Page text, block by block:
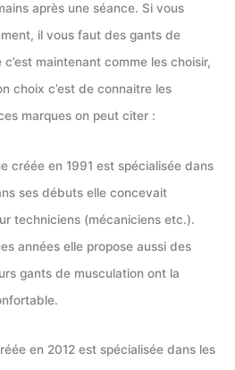
après une séance. Si vous
il vous faut des gants de
maintenant comme les choisir,
choix c’est de connaitre les
marques on peut citer :
créée en 1991 est spécialisée dans
ses débuts elle concevait
techniciens (mécaniciens etc.).
années elle propose aussi des
gants de musculation ont la
en 2012 est spécialisée dans les